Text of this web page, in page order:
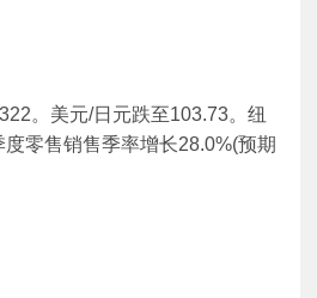
。美元/日元跌至103.73。纽
零售销售季率增长28.0%(预期